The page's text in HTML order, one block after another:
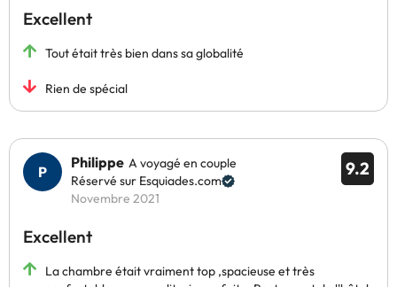
Excellent
Tout était très bien dans sa globalité
Rien de spécial
9.2
Philippe A voyagé en couple
Réservé sur Esquiades.com
Novembre 2021
Excellent
La chambre était vraiment top ,spacieuse et très